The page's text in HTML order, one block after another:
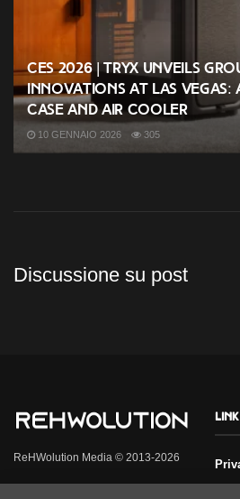
CES 2026 | TRYX unveils
innovations at Las Vegas:
case and air cooler
10 GENNAIO 2026 305
Discussione su post
ReHWolution Media © 2013-2026